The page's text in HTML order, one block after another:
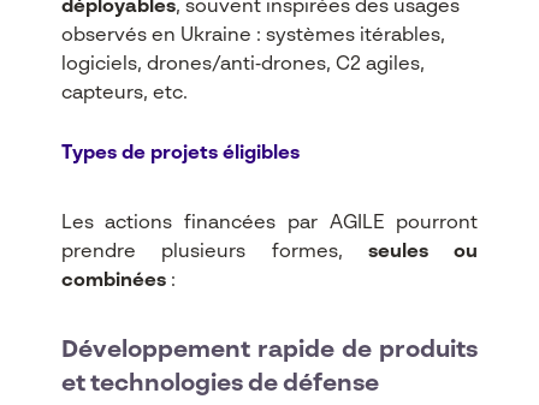
déployables, souvent inspirées des usages
observés en Ukraine : systèmes itérables,
logiciels, drones/anti‑drones, C2 agiles,
capteurs, etc.​
Types de projets éligibles
Les actions financées par AGILE pourront
prendre plusieurs formes, seules ou
combinées:​
Développement rapide de produits
et technologies de défense